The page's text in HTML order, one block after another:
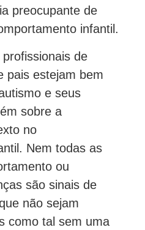
preocupante de
infantil.
de
pais estejam bem
e seus
sobre a
no
Nem todas as
ou
são sinais de
não sejam
como tal sem uma